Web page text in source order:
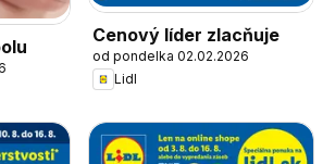
Cenový líder zlacňuje
od pondelka 02.02.2026
Lidl